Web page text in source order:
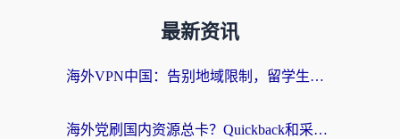
最新资讯
海外VPN中国：告别地域限制，留学生与华人如何轻松刷国内剧、玩国服？
海外党刷国内资源总卡？Quickback和采集蜂好用吗？这篇指南帮你避坑